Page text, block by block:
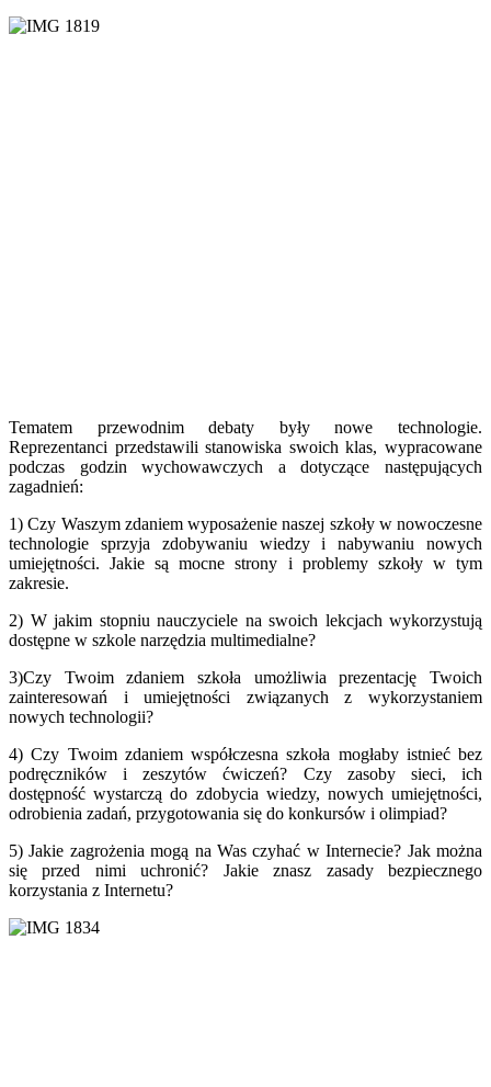
Tematem przewodnim debaty były nowe technologie.
Reprezentanci przedstawili stanowiska swoich klas, wypracowane
podczas godzin wychowawczych a dotyczące następujących
zagadnień:
1) Czy Waszym zdaniem wyposażenie naszej szkoły w nowoczesne
technologie sprzyja zdobywaniu wiedzy i nabywaniu nowych
umiejętności. Jakie są mocne strony i problemy szkoły w tym
zakresie.
2) W jakim stopniu nauczyciele na swoich lekcjach wykorzystują
dostępne w szkole narzędzia multimedialne?
3)Czy Twoim zdaniem szkoła umożliwia prezentację Twoich
zainteresowań i umiejętności związanych z wykorzystaniem
nowych technologii?
4) Czy Twoim zdaniem współczesna szkoła mogłaby istnieć bez
podręczników i zeszytów ćwiczeń? Czy zasoby sieci, ich
dostępność wystarczą do zdobycia wiedzy, nowych umiejętności,
odrobienia zadań, przygotowania się do konkursów i olimpiad?
5) Jakie zagrożenia mogą na Was czyhać w Internecie? Jak można
się przed nimi uchronić? Jakie znasz zasady bezpiecznego
korzystania z Internetu?